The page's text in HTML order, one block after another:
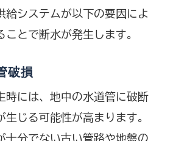
給システムが以下の要因によ
ことで断水が発生します。
破損
時には、地中の水道管に破断
生じる可能性が高まります。
十分でない古い管路や地盤の